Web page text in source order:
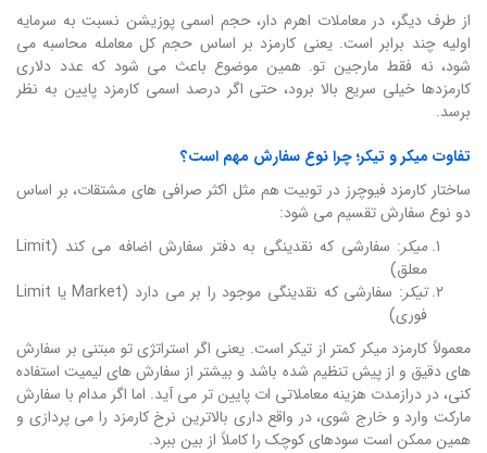
از طرف دیگر، در معاملات اهرم دار، حجم اسمی پوزیشن نسبت به سرمایه
اولیه چند برابر است. یعنی کارمزد بر اساس حجم کل معامله محاسبه می
شود، نه فقط مارجین تو. همین موضوع باعث می شود که عدد دلاری
کارمزدها خیلی سریع بالا برود، حتی اگر درصد اسمی کارمزد پایین به نظر
برسد.
تفاوت میکر و تیکر؛ چرا نوع سفارش مهم است؟
ساختار کارمزد فیوچرز در توبیت هم مثل اکثر صرافی های مشتقات، بر اساس
دو نوع سفارش تقسیم می شود:
میکر
: سفارشی که نقدینگی به دفتر سفارش اضافه می کند (Limit
معلق)
تیکر
: سفارشی که نقدینگی موجود را بر می دارد (Market یا Limit
فوری)
معمولاً کارمزد میکر کمتر از تیکر است. یعنی اگر استراتژی تو مبتنی بر سفارش
های دقیق و از پیش تنظیم شده باشد و بیشتر از سفارش های لیمیت استفاده
کنی، در درازمدت هزینه معاملاتی ات پایین تر می آید. اما اگر مدام با سفارش
مارکت وارد و خارج شوی، در واقع داری بالاترین نرخ کارمزد را می پردازی و
همین ممکن است سودهای کوچک را کاملاً از بین ببرد.